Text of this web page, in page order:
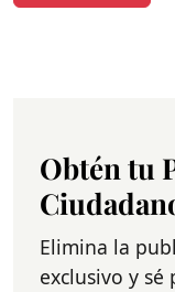
Obtén tu
Elimina la
exclusivo y